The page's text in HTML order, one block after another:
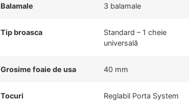
Balamale 3 balamale
Tip broasca
Standard – 1 cheie
universală
Grosime foaie de usa 40 mm
Tocuri Reglabil Porta System